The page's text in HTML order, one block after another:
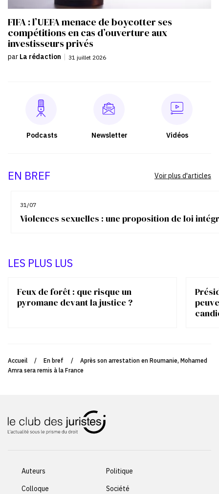
FIFA : l’UEFA menace de boycotter ses
compétitions en cas d’ouverture aux
investisseurs privés
par La rédaction | 31 juillet 2026
Podcasts Newsletter Vidéos
EN BREF
31/07
Violences sexuelles : une proposition de loi
Voir plus d'articles
LES PLUS LUS
Feux de forêt : que risque un
pyromane devant la justice ?
Accueil / En bref /
Après son arrestation en Roumanie, Mohamed
Amra sera remis à la France
Auteurs
Colloque
Politique
Société